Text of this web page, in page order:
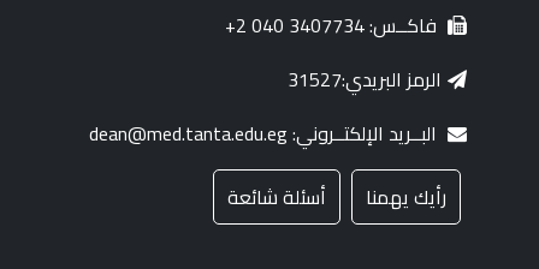
فاكــس: 3407734 040 2+
الرمز البريدي:31527
البــريد الإلكتــروني: dean@med.tanta.edu.eg
رأيك يهمنا
أسئلة شائعة